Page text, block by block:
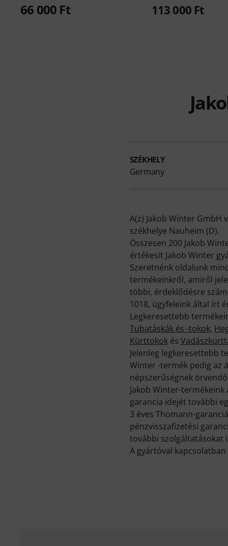
66 000 Ft 113 000 Ft
SZÉKHELY
Germany
A(z) Jakob Winter GmbH
székhelye Nauheim (D).
Összesen 200 Jakob
értékesít Jakob Winter
Szeretnénk oldalunk
termékeinkről, amiről
többi, érdeklődésre
1018, ügyfeleink által írt
Legkeresettebb
Tubatáskák és -tokok,
Kürttokokés
Jelenleg legkeresettebb
Winter -termék pedig az
népszerűségnek
Jakob Winter-
garancia idejét további
3 éves Thomann-
pénzvisszafizetési
további szolgáltatásokat
A gyártóval